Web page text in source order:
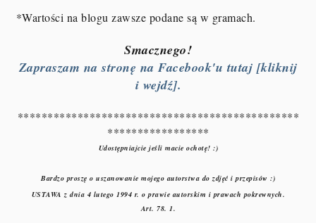
*Wartości na blogu zawsze podane są w gramach.
Smacznego!
Zapraszam na stronę na Facebook'u tutaj [kliknij
i wejdź].
***********************************************
*****************
Udostępniajcie jeśli macie ochotę! :)
Bardzo proszę o uszanowanie mojego autorstwa do zdjęć i przepisów :)
USTAWA z dnia 4 lutego 1994 r. o prawie autorskim i prawach pokrewnych.
Art. 78. 1.